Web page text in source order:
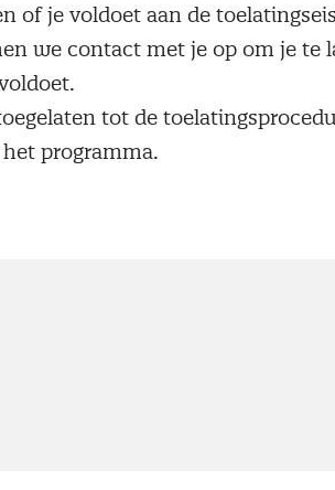
of je voldoet aan de
we contact met je op om je te
tot de
programma.